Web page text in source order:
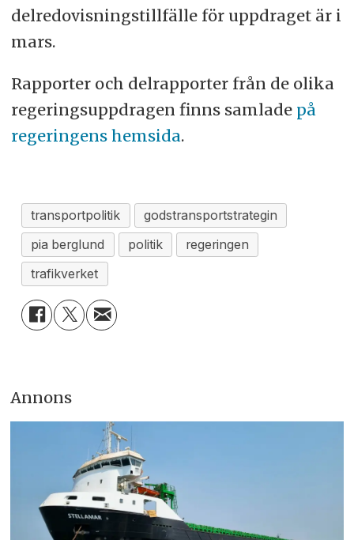
delredovisningstillfälle för uppdraget är i
mars.
Rapporter och delrapporter från de olika
regeringsuppdragen finns samlade på
regeringens hemsida.
transportpolitik
godstransportstrategin
pia berglund
politik
regeringen
trafikverket
Annons